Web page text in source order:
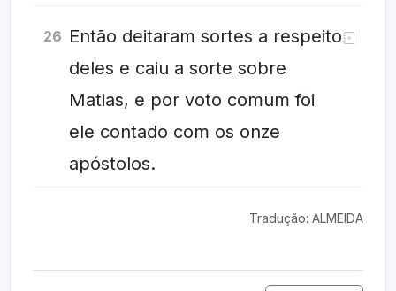
26 Então deitaram sortes a respeito
deles e caiu a sorte sobre
Matias, e por voto comum foi
ele contado com os onze
apóstolos.
Tradução: ALMEIDA